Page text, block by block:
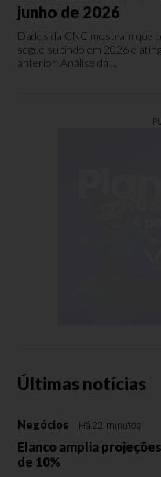
junho de 2026
Dados da CNC mostram que
segue subindo em 2026 e
anterior. Análise da ...
Últimas notícias
Negócios Há 22 minutos
Elanco amplia
de 10%